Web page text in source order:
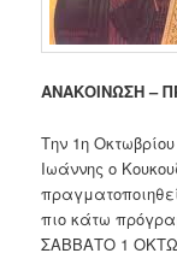
ΑΝΑΚΟΙΝΩΣΗ –
Την 1η
Ιωάννης ο
πιο κάτω
ΣΑΒΒΑΤΟ 1